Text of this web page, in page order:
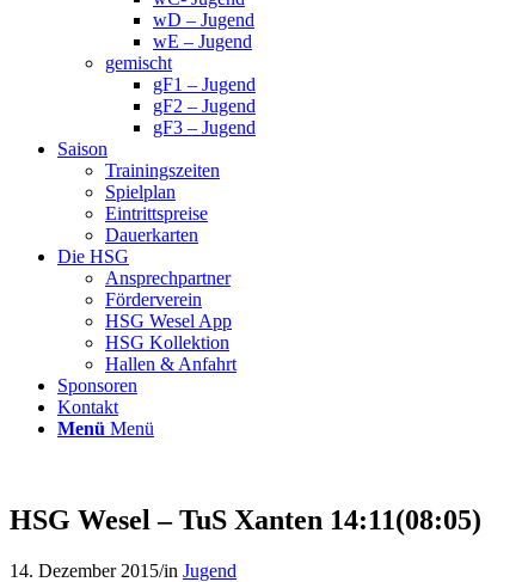
wD – Jugend
wE – Jugend
gemischt
gF1 – Jugend
gF2 – Jugend
gF3 – Jugend
Saison
Trainingszeiten
Spielplan
Eintrittspreise
Dauerkarten
Die HSG
Ansprechpartner
Förderverein
HSG Wesel App
HSG Kollektion
Hallen & Anfahrt
Sponsoren
Kontakt
Menü Menü
HSG Wesel – TuS Xanten 14:11(08:05)
14. Dezember 2015/in Jugend